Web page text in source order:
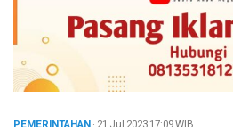
PEMERINTAHAN· 21 Jul 202317:09WIB